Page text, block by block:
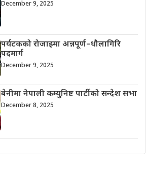
December 9, 2025
पर्यटकको रोजाइमा अन्नपूर्ण–धौलागिरि
पदमार्ग
December 9, 2025
बेनीमा नेपाली कम्युनिष्ट पार्टीको सन्देश सभा
December 8, 2025